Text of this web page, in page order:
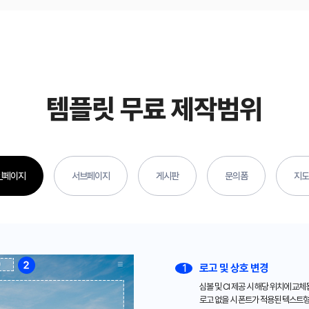
템플릿 무료 제작범위
페이지 서브페이지 게시판 문의폼 지
1 로고 및 상호 변경
심볼 및 CI 제공 시 해당 위치에 교체
로고 없을 시 폰트가 적용된 텍스트